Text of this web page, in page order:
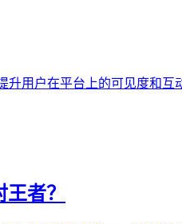
用户在平台上的可见度和
者？